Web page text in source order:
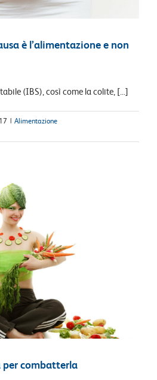
è l’alimentazione e non
(IBS), così come la colite, [...]
| Alimentazione
per combatterla